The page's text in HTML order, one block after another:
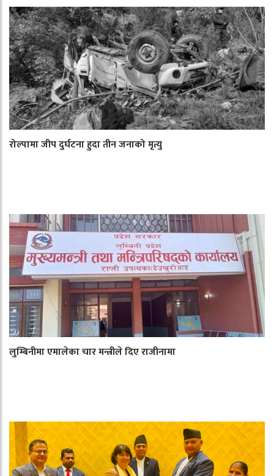
रोल्पामा जीप दुर्घटना हुदा तीन जनाको मृत्यु
लुम्बिनीमा एमालेका चार मन्त्रीले दिए राजीनामा